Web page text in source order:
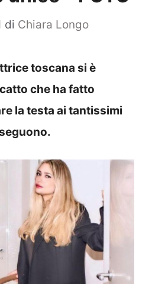
di Chiara Longo
toscana si è
che ha fatto
la testa ai tantissimi